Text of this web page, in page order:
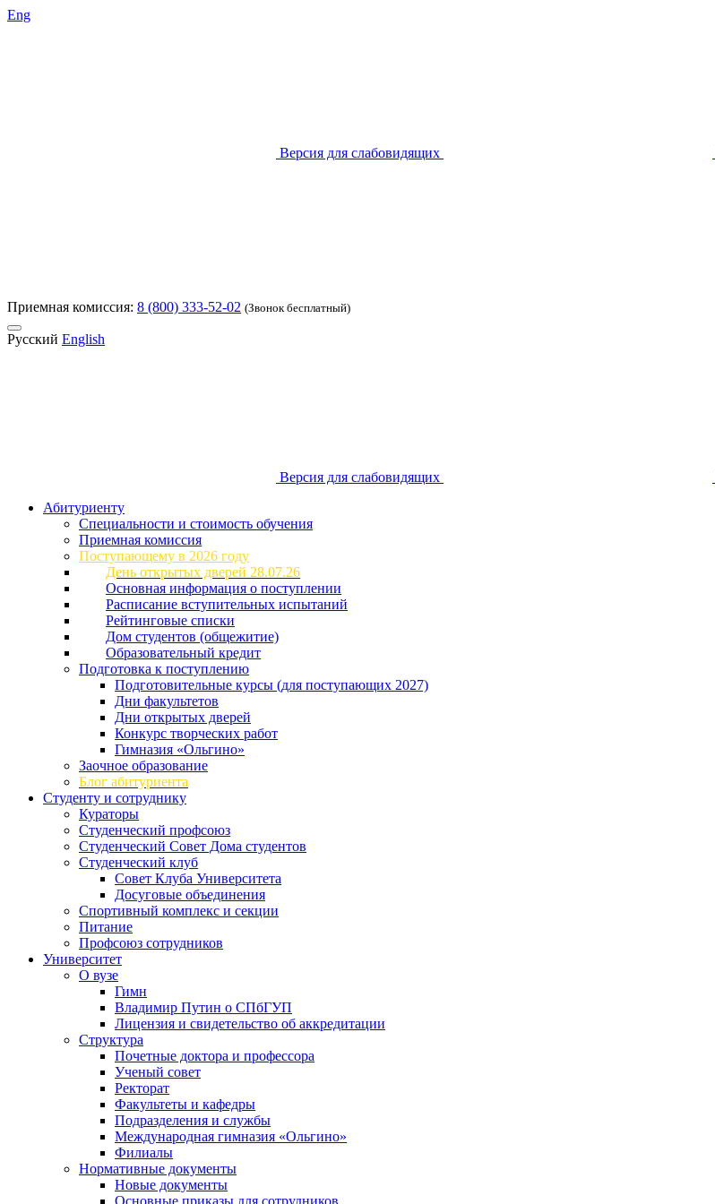
Eng
Версия для слабовидящих
Приемная комиссия: 8 (800) 333-52-02 (Звонок бесплатный)
Русский English
Версия для слабовидящих
Абитуриенту
Специальности и стоимость обучения
Приемная комиссия
Поступающему в 2026 году
День открытых дверей 28.07.26
Основная информация о поступлении
Расписание вступительных испытаний
Рейтинговые списки
Дом студентов (общежитие)
Образовательный кредит
Подготовка к поступлению
Подготовительные курсы (для поступающих 2027)
Дни факультетов
Дни открытых дверей
Конкурс творческих работ
Гимназия «Ольгино»
Заочное образование
Блог абитуриента
Студенту и сотруднику
Кураторы
Студенческий профсоюз
Студенческий Совет Дома студентов
Студенческий клуб
Совет Клуба Университета
Досуговые объединения
Спортивный комплекс и секции
Питание
Профсоюз сотрудников
Университет
О вузе
Гимн
Владимир Путин о СПбГУП
Лицензия и свидетельство об аккредитации
Структура
Почетные доктора и профессора
Ученый совет
Ректорат
Факультеты и кафедры
Подразделения и службы
Международная гимназия «Ольгино»
Филиалы
Нормативные документы
Новые документы
Основные приказы для сотрудников